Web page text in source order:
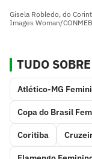
Gisela Robledo, do
Images Woman/
TUDO SOBRE
Atlético-MG
Copa do Brasil
Coritiba